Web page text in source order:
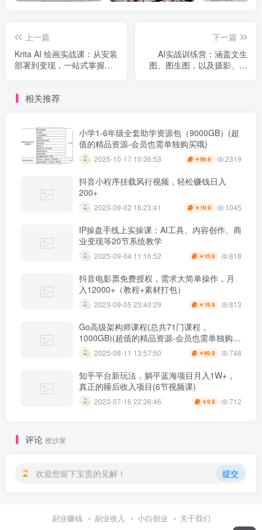
上一篇
Krita AI 绘画实战课：从安装
部署到变现，一站式掌握创
下一篇
AI实战训练营：涵盖文生
图、图生图，以及摄影、修
相关推荐
小学1-6年级全套助学资源包（9000GB）(超
值的精品资源-会员也需单独购买哦)
2025-10-17 10:36:53 ￥99.9 2319
抖音小程序挂载风行视频，轻松赚钱日入
200+
2023-09-02 16:23:41 ￥ 19.9 1045
IP操盘手线上实操课：AI工具、内容创作、商
业变现等20节系统教学
2025-09-04 11:16:52 ￥ 15.9 818
抖音电影票免费授权，需求大简单操作，月
入12000+（教程+素材打包）
2023-09-05 23:40:29 ￥ 19.9 813
Go高级架构师课程(总共71门课程，
1000GB)(超值的精品资源-会员也需单独购买
哦)
2025-08-11 13:57:50 ￥69.9 748
知乎平台新玩法，躺平蓝海项目月入1W+，
真正的睡后收入项目(6节视频课)
2023-07-16 22:36:46 ￥9.9 712
评论 抢沙发
欢迎您留下宝贵的见解！ 提交
副业赚钱 副业收入 小白创业 关于我们